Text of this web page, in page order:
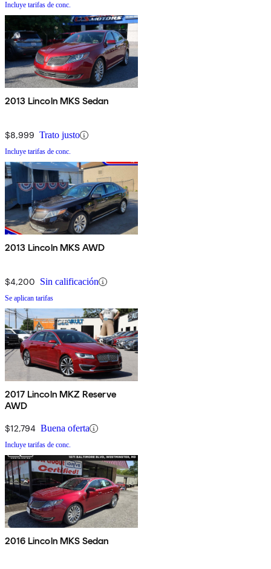
Incluye tarifas de conc.
2013 Lincoln MKS Sedan
$8,999 Trato justo
Incluye tarifas de conc.
2013 Lincoln MKS AWD
$4,200 Sin calificación
Se aplican tarifas
2017 Lincoln MKZ Reserve
AWD
$12,794 Buena oferta
Incluye tarifas de conc.
2016 Lincoln MKS Sedan